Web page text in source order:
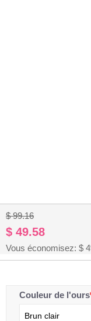
$ 99.16
$ 49.58
Vous économisez: $
Couleur de l'ours
Brun clair